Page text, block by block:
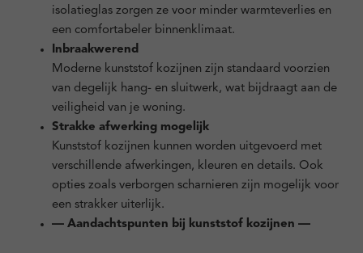
isolatieglas zorgen ze voor minder warmteverlies en
een comfortabeler binnenklimaat.
Inbraakwerend
Moderne kunststof kozijnen zijn standaard voorzien
van degelijk hang- en sluitwerk, wat bijdraagt aan de
veiligheid van je woning.
Strakke afwerking mogelijk
Kunststof kozijnen kunnen worden uitgevoerd met
verschillende afwerkingen, kleuren en details. Ook
opties zoals verborgen scharnieren zijn mogelijk voor
een strakker uiterlijk.
— Aandachtspunten bij kunststof kozijnen —